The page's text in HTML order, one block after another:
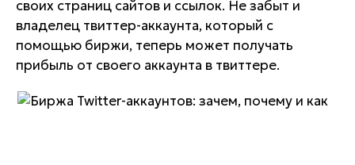
своих страниц сайтов и ссылок. Не забыт и
владелец твиттер-аккаунта, который с
помощью биржи, теперь может получать
прибыль от своего аккаунта в твиттере.